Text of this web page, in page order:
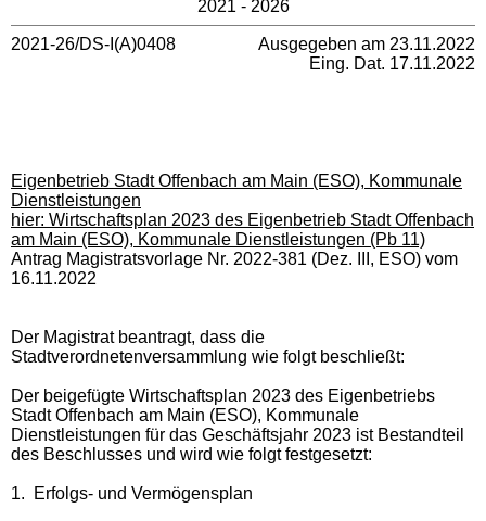
2021 - 2026
2021-26/DS-I(A)0408
Ausgegeben am 23.11.2022
Eing. Dat. 17.11.2022
Eigenbetrieb Stadt Offenbach am Main (ESO), Kommunale
Dienstleistungen
hier: Wirtschaftsplan 2023 des Eigenbetrieb Stadt Offenbach
am Main (ESO), Kommunale Dienstleistungen (Pb 11)
Antrag Magistratsvorlage Nr. 2022-381 (Dez. III, ESO) vom
16.11.2022
Der Magistrat beantragt, dass die
Stadtverordnetenversammlung wie folgt beschließt:
Der beigefügte Wirtschaftsplan 2023 des Eigenbetriebs
Stadt Offenbach am Main (ESO), Kommunale
Dienstleistungen für das Geschäftsjahr 2023 ist Bestandteil
des Beschlusses und wird wie folgt festgesetzt:
1. Erfolgs- und Vermögensplan